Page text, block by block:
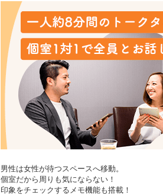
男性は女性が待つスペースへ移動。
個室だから周りも気にならない！
印象をチェックするメモ機能も搭載！